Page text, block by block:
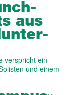
aus
verspricht ein
und einem